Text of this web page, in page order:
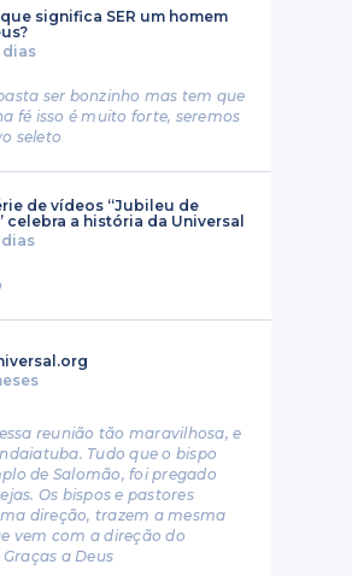
que significa SER um homem
dias
ser bonzinho mas tem que
fé isso é muito forte, seremos
seleto
de vídeos “Jubileu de
celebra a história da Universal
dias
reunião tão maravilhosa, e
Tudo que o bispo
de Salomão, foi pregado
Os bispos e pastores
direção, trazem a mesma
vem com a direção do
a Deus